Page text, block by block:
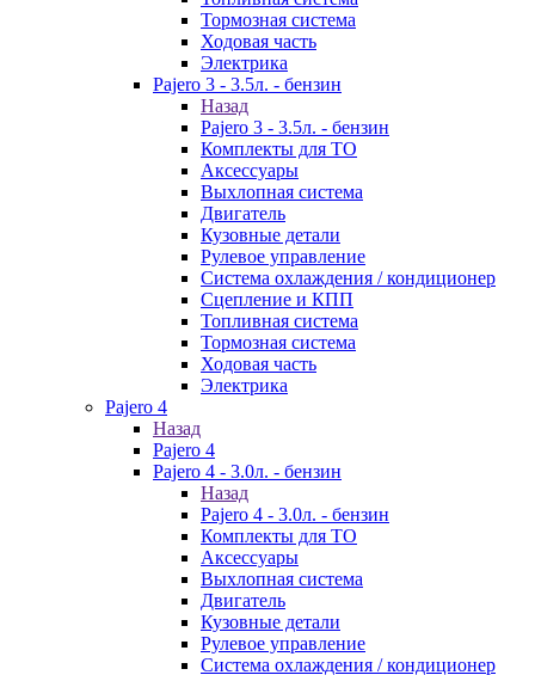
Тормозная система
Ходовая часть
Электрика
Pajero 3 - 3.5л. - бензин
Назад
Pajero 3 - 3.5л. - бензин
Комплекты для ТО
Аксессуары
Выхлопная система
Двигатель
Кузовные детали
Рулевое управление
Система охлаждения / кондиционер
Сцепление и КПП
Топливная система
Тормозная система
Ходовая часть
Электрика
Pajero 4
Назад
Pajero 4
Pajero 4 - 3.0л. - бензин
Назад
Pajero 4 - 3.0л. - бензин
Комплекты для ТО
Аксессуары
Выхлопная система
Двигатель
Кузовные детали
Рулевое управление
Система охлаждения / кондиционер